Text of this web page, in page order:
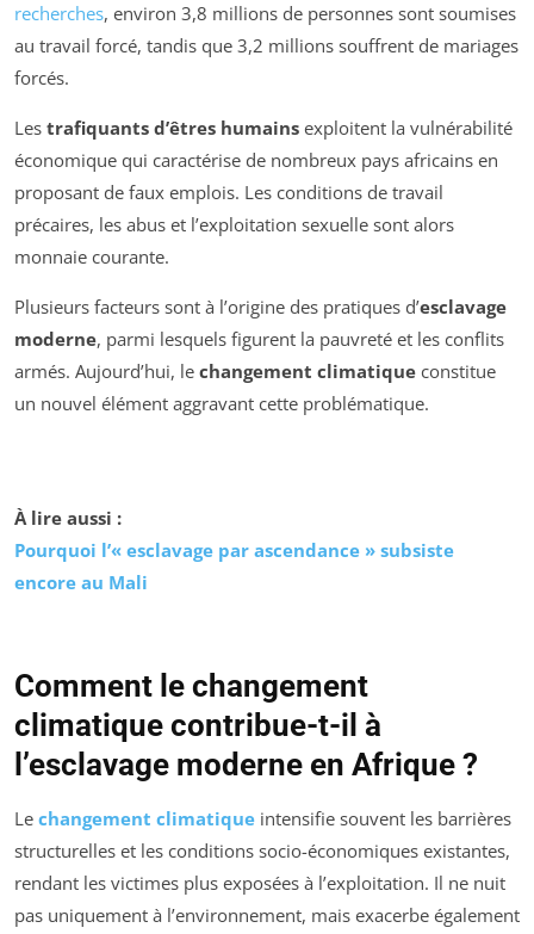
recherches, environ 3,8 millions de personnes sont soumises
au travail forcé, tandis que 3,2 millions souffrent de mariages
forcés.
Les trafiquants d’êtres humains exploitent la vulnérabilité
économique qui caractérise de nombreux pays africains en
proposant de faux emplois. Les conditions de travail
précaires, les abus et l’exploitation sexuelle sont alors
monnaie courante.
Plusieurs facteurs sont à l’origine des pratiques d’esclavage
moderne, parmi lesquels figurent la pauvreté et les conflits
armés. Aujourd’hui, le changement climatique constitue
un nouvel élément aggravant cette problématique.
À lire aussi :
Pourquoi l’« esclavage par ascendance » subsiste
encore au Mali
Comment le changement
climatique contribue-t-il à
l’esclavage moderne en Afrique ?
Le changement climatique intensifie souvent les barrières
structurelles et les conditions socio-économiques existantes,
rendant les victimes plus exposées à l’exploitation. Il ne nuit
pas uniquement à l’environnement, mais exacerbe également